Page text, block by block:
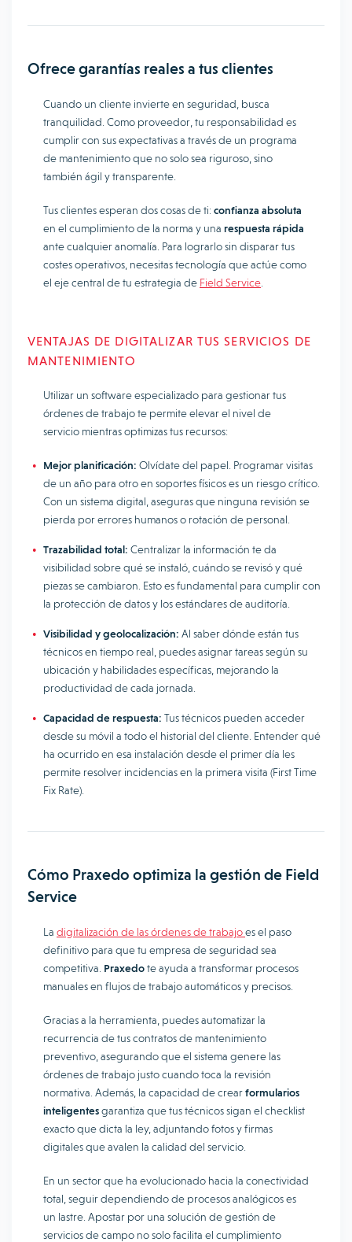
Ofrece garantías reales a tus clientes
Cuando un cliente invierte en seguridad, busca
tranquilidad. Como proveedor, tu responsabilidad es
cumplir con sus expectativas a través de un programa
de mantenimiento que no solo sea riguroso, sino
también ágil y transparente.
Tus clientes esperan dos cosas de ti: confianza absoluta
en el cumplimiento de la norma y una respuesta rápida
ante cualquier anomalía. Para lograrlo sin disparar tus
costes operativos, necesitas tecnología que actúe como
el eje central de tu estrategia de Field Service
VENTAJAS DE DIGITALIZAR TUS SERVICIOS DE
MANTENIMIENTO
Utilizar un software especializado para gestionar tus
órdenes de trabajo te permite elevar el nivel de
servicio mientras optimizas tus recursos:
Mejor planificación: Olvídate del papel. Programar visitas
de un año para otro en soportes físicos es un riesgo crítico.
Con un sistema digital, aseguras que ninguna revisión se
pierda por errores humanos o rotación de personal.
Trazabilidad total: Centralizar la información te da
visibilidad sobre qué se instaló, cuándo se revisó y qué
piezas se cambiaron. Esto es fundamental para cumplir con
la protección de datos y los estándares de auditoría.
Visibilidad y geolocalización: Al saber dónde están tus
técnicos en tiempo real, puedes asignar tareas según su
ubicación y habilidades específicas, mejorando la
productividad de cada jornada.
Capacidad de respuesta: Tus técnicos pueden acceder
desde su móvil a todo el historial del cliente. Entender qué
ha ocurrido en esa instalación desde el primer día les
permite resolver incidencias en la primera visita (First Time
Fix Rate).
Cómo Praxedo optimiza la gestión de Field
Service
La digitalización de las órdenes de trabajoes el paso
definitivo para que tu empresa de seguridad sea
competitiva. Praxedote ayuda a transformar procesos
manuales en flujos de trabajo automáticos y precisos.
Gracias a la herramienta, puedes automatizar la
recurrencia de tus contratos de mantenimiento
preventivo, asegurando que el sistema genere las
órdenes de trabajo justo cuando toca la revisión
normativa. Además, la capacidad de crearformularios
inteligentesgarantiza que tus técnicos sigan el checklist
exacto que dicta la ley, adjuntando fotos y firmas
digitales que avalen la calidad del servicio.
En un sector que ha evolucionado hacia la conectividad
total, seguir dependiendo de procesos analógicos es
un lastre. Apostar por una solución de gestión de
servicios de campo no solo facilita el cumplimiento